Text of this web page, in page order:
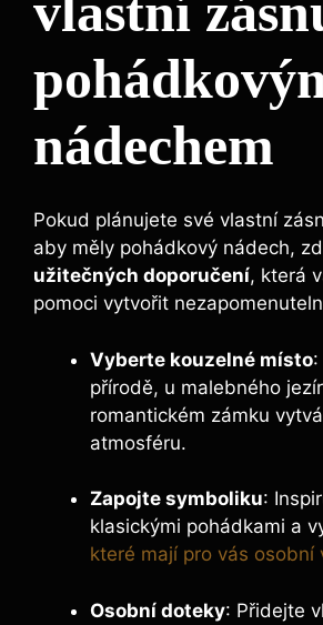
nádechem
Pokud plánujete své vlastní
aby měly pohádkový nádech,
užitečných doporučení, která
pomoci vytvořit
Vyberte kouzelné místo
přírodě, u malebného
romantickém zámku
atmosféru.
Zapojte symboliku:
klasickými pohádkami a
které mají pro vás osobní
Osobní doteky: Přidejte